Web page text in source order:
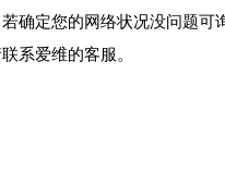
确定您的网络状况没问题可
系爱维的客服。